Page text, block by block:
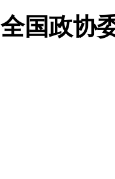
全国政协